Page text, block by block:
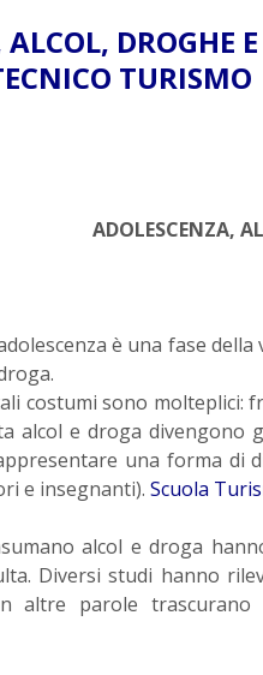
DROGHE
TURISMO
ADOLESCENZA,
è una fase
costumi sono molteplici:
alcol e droga
una forma di
e insegnanti). Scuola
alcol e droga
Diversi studi hanno
altre parole trascurano